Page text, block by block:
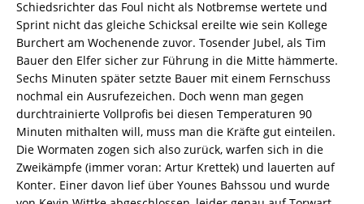
Schiedsrichter das Foul nicht als Notbremse wertete und
Sprint nicht das gleiche Schicksal ereilte wie sein Kollege
Burchert am Wochenende zuvor. Tosender Jubel, als Tim
Bauer den Elfer sicher zur Führung in die Mitte hämmerte.
Sechs Minuten später setzte Bauer mit einem Fernschuss
nochmal ein Ausrufezeichen. Doch wenn man gegen
durchtrainierte Vollprofis bei diesen Temperaturen 90
Minuten mithalten will, muss man die Kräfte gut einteilen.
Die Wormaten zogen sich also zurück, warfen sich in die
Zweikämpfe (immer voran: Artur Krettek) und lauerten auf
Konter. Einer davon lief über Younes Bahssou und wurde